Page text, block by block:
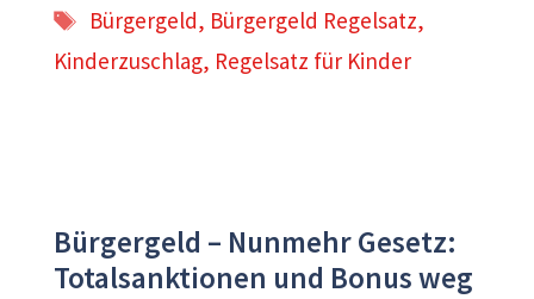
Schlagwörter
Bürgergeld, Bürgergeld Regelsatz,
Kinderzuschlag, Regelsatz für Kinder
Bürgergeld – Nunmehr Gesetz:
Totalsanktionen und Bonus weg